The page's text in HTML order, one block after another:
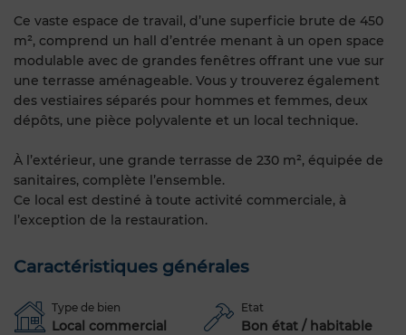
Ce vaste espace de travail, d’une superficie brute de 450
m², comprend un hall d’entrée menant à un open space
modulable avec de grandes fenêtres offrant une vue sur
une terrasse aménageable. Vous y trouverez également
des vestiaires séparés pour hommes et femmes, deux
dépôts, une pièce polyvalente et un local technique.
À l’extérieur, une grande terrasse de 230 m², équipée de
sanitaires, complète l’ensemble.
Ce local est destiné à toute activité commerciale, à
l’exception de la restauration.
Caractéristiques générales
Type de bien
Local commercial
Etat
Bon état / habitable